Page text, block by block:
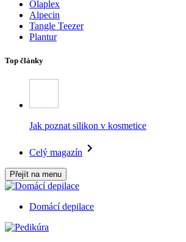
Olaplex
Alpecin
Tangle Teezer
Plantur
Top články
Jak poznat silikon v kosmetice
Celý magazín
Přejít na menu
Domácí depilace